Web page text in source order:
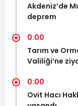
Akdeniz’de
deprem
0:00
Tarım ve
Valiliği’ne
0:00
Ovit Hacı